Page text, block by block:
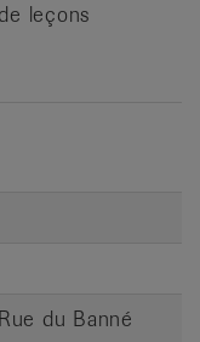
leçons
du Banné